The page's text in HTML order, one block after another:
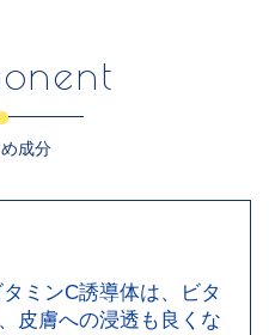
成分
ミンC誘導体は、ビタ
皮膚への浸透も良くな